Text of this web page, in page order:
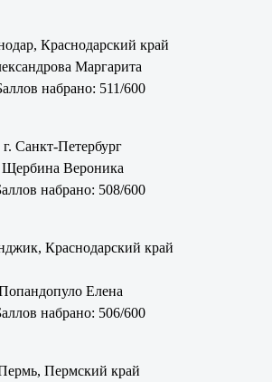
Краснодарский край
Маргарита
набрано: 511/600
г. Санкт-Петербург
Щербина Вероника
набрано: 508/600
Краснодарский край
Елена
набрано: 506/600
Пермский край